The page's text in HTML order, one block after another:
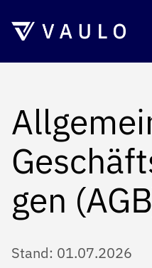
PRESSE-
gen
Stand: 01.07.2026